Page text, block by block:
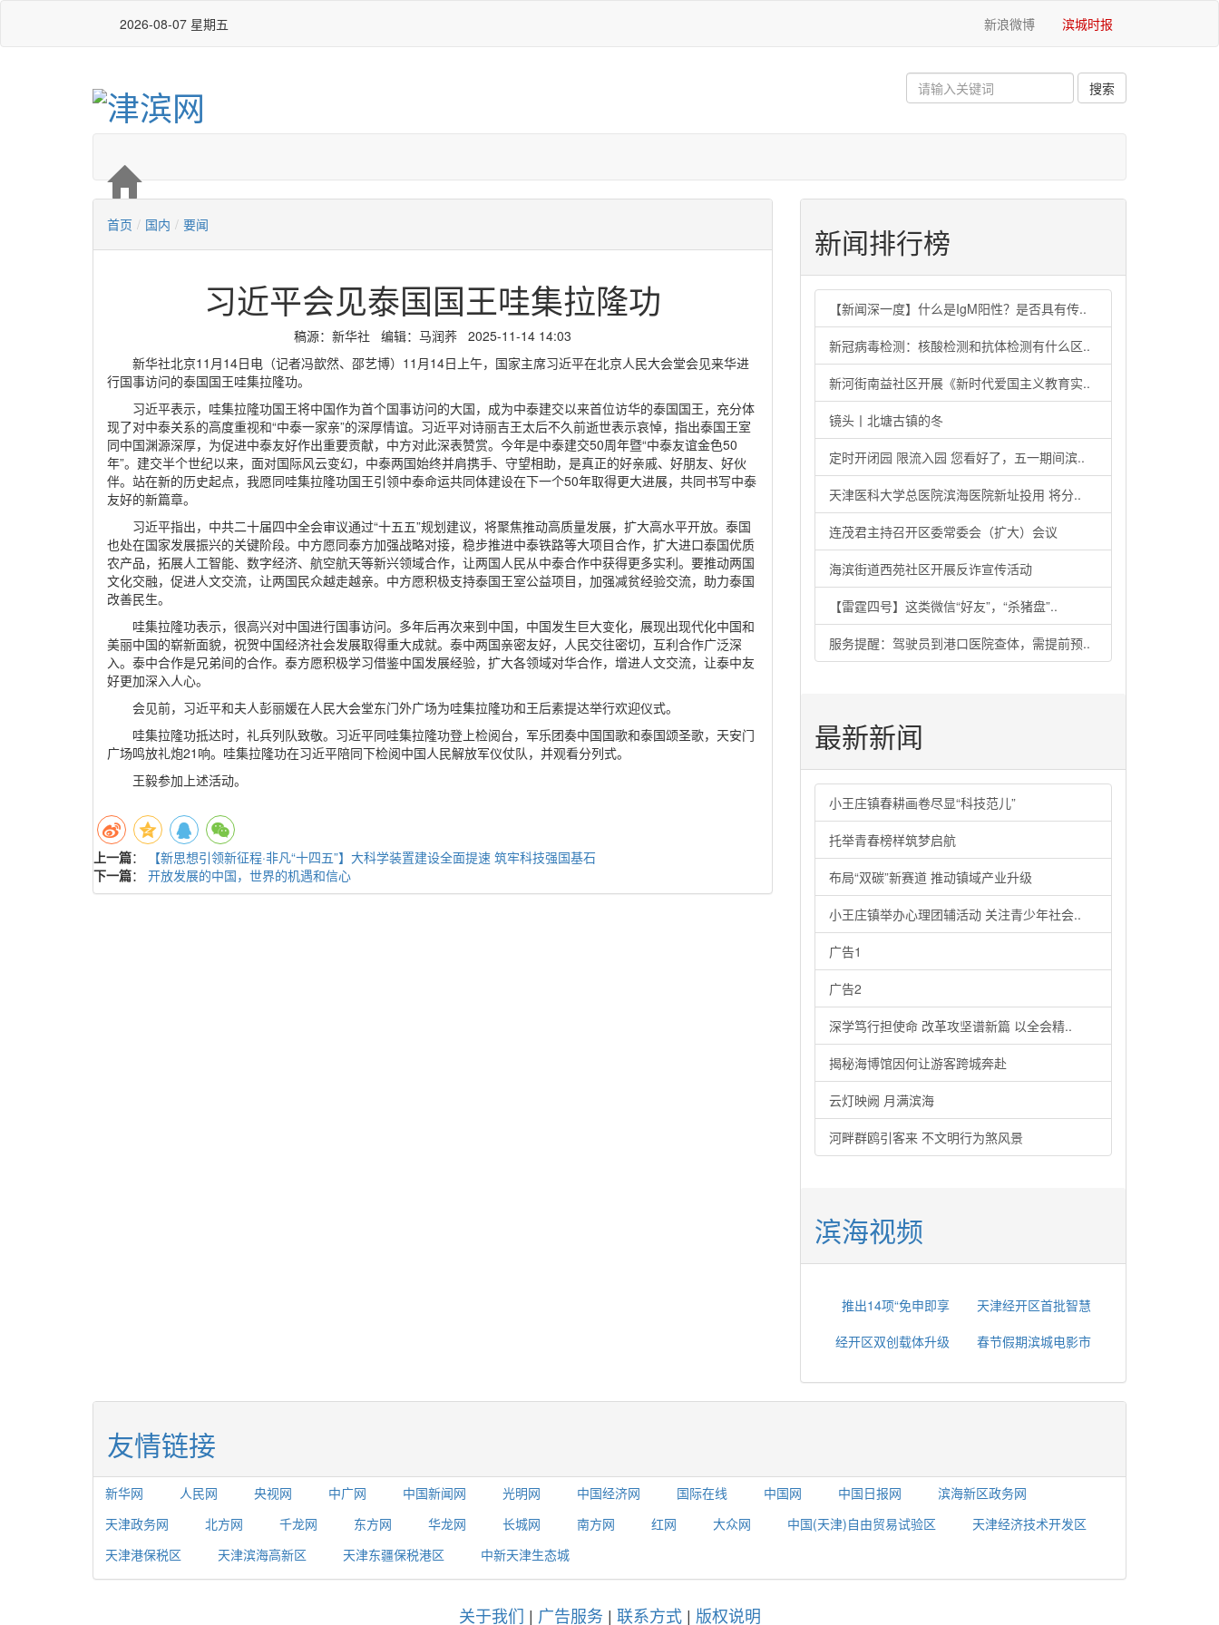
2026-08-07 星期五 新浪微博 滨城时报
首页 / 国内 / 要闻
习近平会见泰国国王哇集拉隆功
稿源：新华社 编辑：马润荞 2025-11-14 14:03
新华社北京11月14日电（记者冯歆然、邵艺博）11月14日上午，国家主席习近平在北京人民大会堂会见来华进
行国事访问的泰国国王哇集拉隆功。
习近平表示，哇集拉隆功国王将中国作为首个国事访问的大国，成为中泰建交以来首位访华的泰国国王，充分体
现了对中泰关系的高度重视和“中泰一家亲”的深厚情谊。习近平对诗丽吉王太后不久前逝世表示哀悼，指出泰国王室
同中国渊源深厚，为促进中泰友好作出重要贡献，中方对此深表赞赏。今年是中泰建交50周年暨“中泰友谊金色50
年”。建交半个世纪以来，面对国际风云变幻，中泰两国始终并肩携手、守望相助，是真正的好亲戚、好朋友、好伙
伴。站在新的历史起点，我愿同哇集拉隆功国王引领中泰命运共同体建设在下一个50年取得更大进展，共同书写中泰
友好的新篇章。
习近平指出，中共二十届四中全会审议通过“十五五”规划建议，将聚焦推动高质量发展，扩大高水平开放。泰国
也处在国家发展振兴的关键阶段。中方愿同泰方加强战略对接，稳步推进中泰铁路等大项目合作，扩大进口泰国优质
农产品，拓展人工智能、数字经济、航空航天等新兴领域合作，让两国人民从中泰合作中获得更多实利。要推动两国
文化交融，促进人文交流，让两国民众越走越亲。中方愿积极支持泰国王室公益项目，加强减贫经验交流，助力泰国
改善民生。
哇集拉隆功表示，很高兴对中国进行国事访问。多年后再次来到中国，中国发生巨大变化，展现出现代化中国和
美丽中国的崭新面貌，祝贺中国经济社会发展取得重大成就。泰中两国亲密友好，人民交往密切，互利合作广泛深
入。泰中合作是兄弟间的合作。泰方愿积极学习借鉴中国发展经验，扩大各领域对华合作，增进人文交流，让泰中友
好更加深入人心。
会见前，习近平和夫人彭丽媛在人民大会堂东门外广场为哇集拉隆功和王后素提达举行欢迎仪式。
哇集拉隆功抵达时，礼兵列队致敬。习近平同哇集拉隆功登上检阅台，军乐团奏中国国歌和泰国颂圣歌，天安门
广场鸣放礼炮21响。哇集拉隆功在习近平陪同下检阅中国人民解放军仪仗队，并观看分列式。
王毅参加上述活动。
上一篇：
【新思想引领新征程·非凡“十四五”】大科学装置建设全面提速 筑牢科技强国基石
下一篇： 开放发展的中国，世界的机遇和信心
新闻排行榜
【新闻深一度】什么是IgM阳性？是否具有传..
新冠病毒检测：核酸检测和抗体检测有什么区..
新河街南益社区开展《新时代爱国主义教育实..
镜头丨北塘古镇的冬
定时开闭园 限流入园 您看好了，五一期间滨..
天津医科大学总医院滨海医院新址投用 将分..
连茂君主持召开区委常委会（扩大）会议
海滨街道西苑社区开展反诈宣传活动
【雷霆四号】这类微信“好友”，“杀猪盘”..
服务提醒：驾驶员到港口医院查体，需提前预..
最新新闻
小王庄镇春耕画卷尽显“科技范儿”
托举青春榜样筑梦启航
布局“双碳”新赛道 推动镇域产业升级
小王庄镇举办心理团辅活动 关注青少年社会..
广告1
广告2
深学笃行担使命 改革攻坚谱新篇 以全会精..
揭秘海博馆因何让游客跨城奔赴
云灯映阙 月满滨海
河畔群鸥引客来 不文明行为煞风景
滨海视频
推出14项“免申即享
天津经开区首批智慧
经开区双创载体升级
春节假期滨城电影市
友情链接
新华网 人民网 央视网 中广网 中国新闻网 光明网 中国经济网 国际在线 中国网 中国日报网
滨海新区政务网
天津政务网
北方网 千龙网 东方网 华龙网 长城网 南方网 红网 大众网 中国(天津)自由贸易试验区
天津经济技术开发区
天津港保税区
天津滨海高新区 天津东疆保税港区 中新天津生态城
关于我们 | 广告服务 | 联系方式| 版权说明